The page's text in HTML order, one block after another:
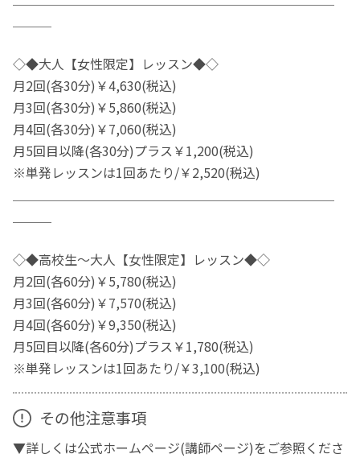
◇◆大人【女性限定】レッスン◆◇
月2回(各30分)￥4,630(税込)
月3回(各30分)￥5,860(税込)
月4回(各30分)￥7,060(税込)
月5回目以降(各30分)プラス￥1,200(税込)
※単発レッスンは1回あたり/￥2,520(税込)
◇◆高校生～大人【女性限定】レッスン◆◇
月2回(各60分)￥5,780(税込)
月3回(各60分)￥7,570(税込)
月4回(各60分)￥9,350(税込)
月5回目以降(各60分)プラス￥1,780(税込)
※単発レッスンは1回あたり/￥3,100(税込)
その他注意事項
▼詳しくは公式ホームページ(講師ページ)をご参照くださ